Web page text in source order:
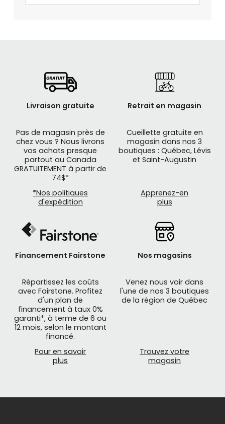
Livraison gratuite
Pas de magasin près de
chez vous ? Nous livrons
vos achats presque
partout au Canada
GRATUITEMENT à partir de
74$*
*Nos politiques
d'expédition
Retrait en magasin
Cueillette gratuite en
magasin dans nos 3
boutiques : Québec, Lévis
et Saint-Augustin
Apprenez-en
plus
Financement Fairstone
Répartissez les coûts
avec Fairstone. Profitez
d'un plan de
financement à taux 0%
garanti*, à terme de 6 ou
12 mois, selon le montant
financé.
Pour en savoir
plus
Nos magasins
Venez nous voir dans
l'une de nos 3 boutiques
de la région de Québec
Trouvez votre
magasin